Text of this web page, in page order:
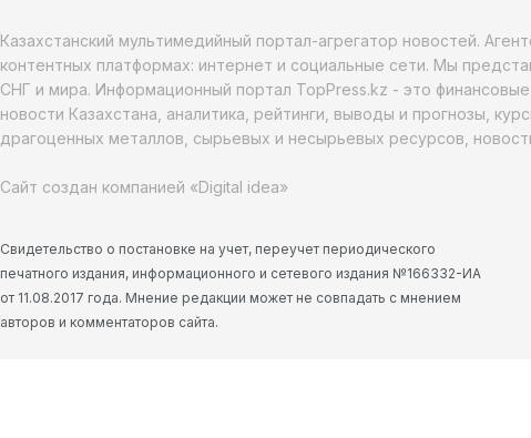
Казахстанский мультимедийный портал-агрегатор новостей.
контентных платформах: интернет и социальные сети. Мы
СНГ и мира. Информационный портал TopPress.kz - это
новости Казахстана, аналитика, рейтинги, выводы и прогнозы,
драгоценных металлов, сырьевых и несырьевых ресурсов,
Сайт создан компанией «Digital idea»
Свидетельство о постановке на учет, переучет периодического
печатного издания, информационного и сетевого издания №166332-ИА
от 11.08.2017 года. Мнение редакции может не совпадать с мнением
авторов и комментаторов сайта.